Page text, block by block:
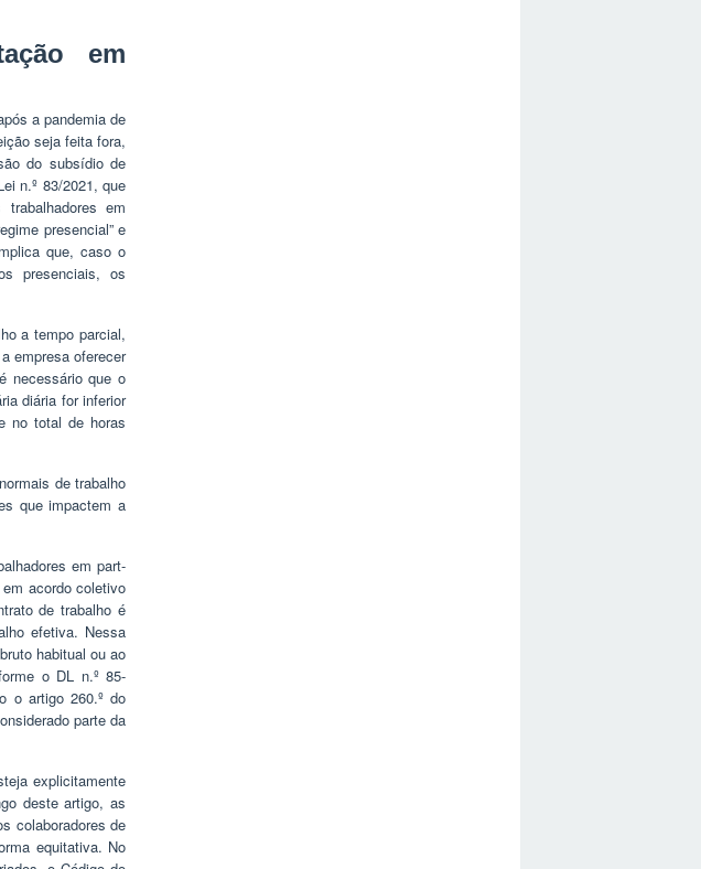
em
a pandemia de
seja feita fora,
do subsídio de
n.º 83/2021, que
em
presencial” e
que, caso o
presenciais, os
a tempo parcial,
empresa oferecer
necessário que o
diária for inferior
no total de horas
de trabalho
que impactem a
em part-
acordo coletivo
de trabalho é
efetiva. Nessa
habitual ou ao
o DL n.º 85-
o artigo 260.º do
parte da
explicitamente
deste artigo, as
colaboradores de
equitativa. No